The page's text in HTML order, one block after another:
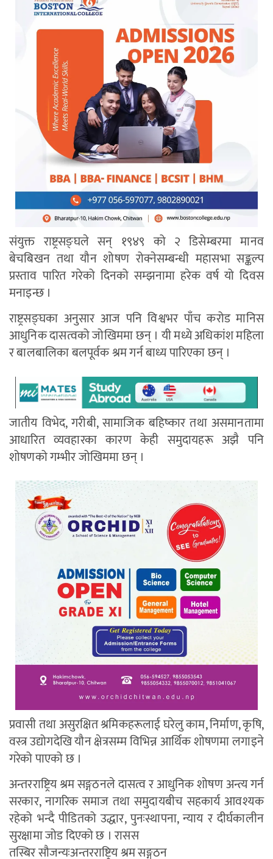
संयुक्त राष्ट्रसङ्घले सन् १९४९ को २ डिसेम्बरमा मानव
बेचबिखन तथा यौन शोषण रोक्नेसम्बन्धी महासभा सङ्कल्प
प्रस्ताव पारित गरेको दिनको सम्झनामा हरेक वर्ष यो दिवस
मनाइन्छ ।
राष्ट्रसङ्घका अनुसार आज पनि विश्वभर पाँच करोड मानिस
आधुनिक दासत्वको जोखिममा छन् । यी मध्ये अधिकांश महिला
र बालबालिका बलपूर्वक श्रम गर्न बाध्य पारिएका छन् ।
जातीय विभेद, गरीबी, सामाजिक बहिष्कार तथा असमानतामा
आधारित व्यवहारका कारण केही समुदायहरू अझै पनि
शोषणको गम्भीर जोखिममा छन् ।
प्रवासी तथा असुरक्षित श्रमिकहरूलाई घरेलु काम, निर्माण, कृषि,
वस्त्र उद्योगदेखि यौन क्षेत्रसम्म विभिन्न आर्थिक शोषणमा लगाइने
गरेको पाएको छ ।
अन्तरराष्ट्रिय श्रम सङ्गठनले दासत्व र आधुनिक शोषण अन्त्य गर्न
सरकार, नागरिक समाज तथा समुदायबीच सहकार्य आवश्यक
रहेको भन्दै पीडितको उद्धार, पुनःस्थापना, न्याय र दीर्घकालीन
सुरक्षामा जोड दिएको छ । रासस
तस्बिर सौजन्यःअन्तरराष्ट्रिय श्रम सङ्गठन